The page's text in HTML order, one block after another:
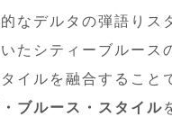
なデルタの弾語りス
たシティーブルース
イルを融合すること
ブルース・スタイル